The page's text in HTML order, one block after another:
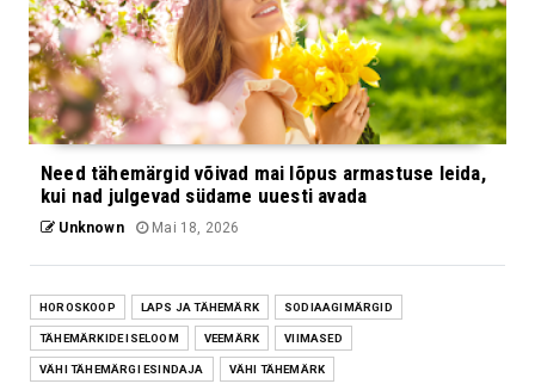
Need tähemärgid võivad mai lõpus armastuse leida,
kui nad julgevad südame uuesti avada
Unknown Mai 18, 2026
HOROSKOOP LAPS JA TÄHEMÄRK SODIAAGIMÄRGID
TÄHEMÄRKIDE ISELOOM VEEMÄRK VIIMASED
VÄHI TÄHEMÄRGI ESINDAJA VÄHI TÄHEMÄRK